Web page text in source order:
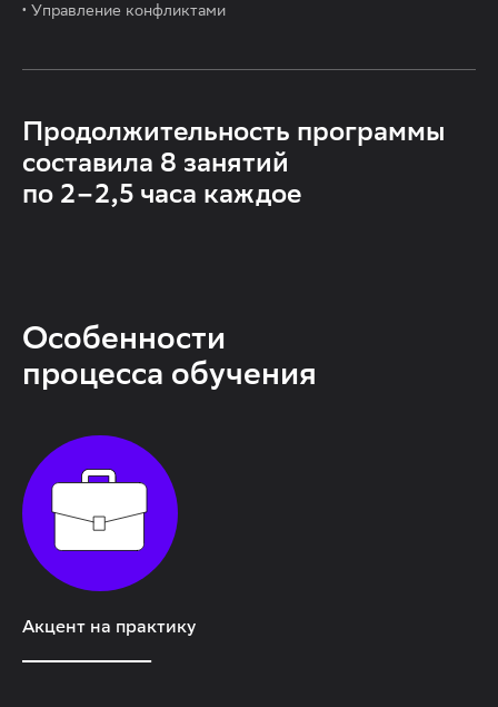
· Управление конфликтами
Продолжительность программы
составила 8 занятий
по 2–2,5 часа каждое
Особенности
процесса обучения
Акцент на практику